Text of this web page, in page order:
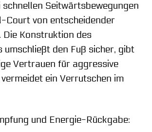
schnellen Seitwärtsbewegungen
Court von entscheidender
Die Konstruktion des
umschließt den Fuß sicher, gibt
Vertrauen für aggressive
ein Verrutschen im
und Energie-Rückgabe: